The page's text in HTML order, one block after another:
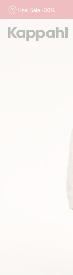
Final Sale -30%
działu outlet do 10.8 w
nie łączymy